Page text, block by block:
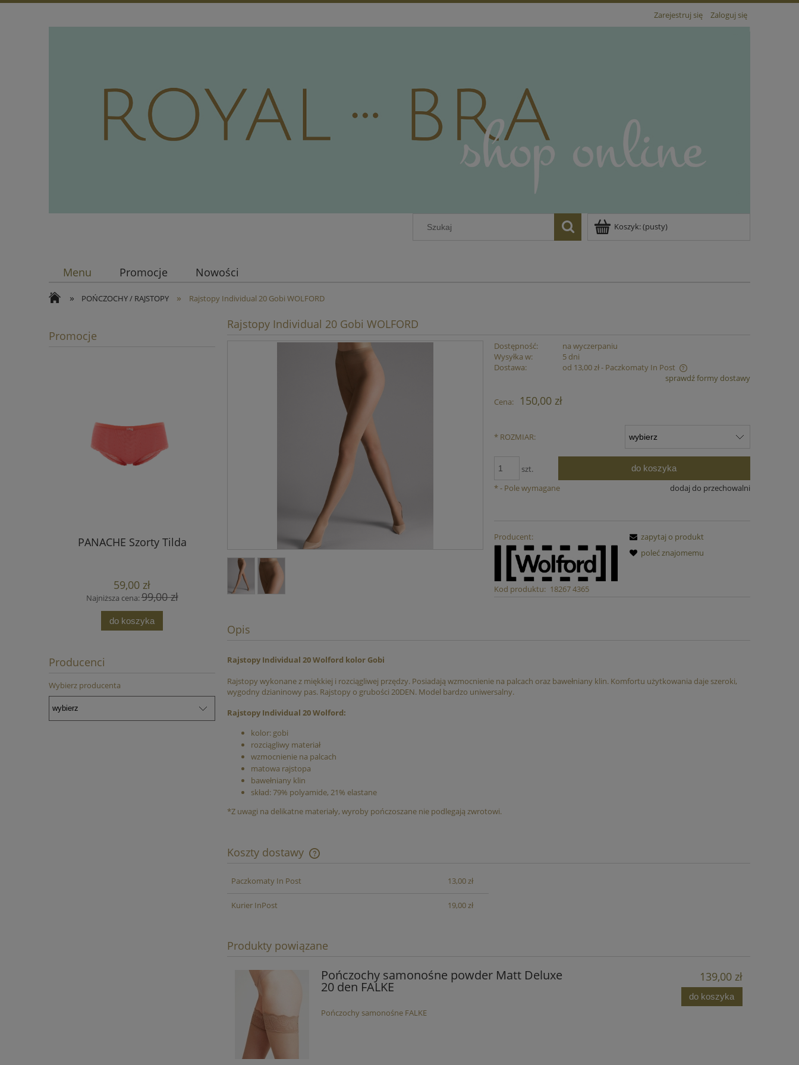
Zarejestruj się Zaloguj się
Koszyk:(pusty)
Menu Promocje Nowości
» POŃCZOCHY / RAJSTOPY » Rajstopy Individual 20 Gobi WOLFORD
Promocje
PANACHE Szorty Tilda
59,00 zł
Najniższa cena:99,00 zł
do koszyka
Glam Rock Figi Kąpielowe FREYA
89,00 zł
Figi Kąpielowe Capri Sea Black
229,00 zł
Caitlyn Biustonosz ELOMI
179,00 zł
Producenci
Wybierz producenta
Rajstopy Individual 20 Gobi WOLFORD
Dostępność:
na wyczerpaniu
Wysyłka w:
5 dni
Dostawa:
od 13,00 zł- Paczkomaty In Post
płatności
sprawdź formy dostawy
Cena: 150,00 zł
* ROZMIAR:
szt. do koszyka
dodaj do przechowalni
*- Pole wymagane
Producent:
Kod produktu: 18267 4365
zapytaj o produkt
poleć znajomemu
Opis
Rajstopy Individual 20 Wolford kolor Gobi
Rajstopy wykonane z miękkiej i rozciągliwej przędzy. Posiadają wzmocnienie na palcach oraz bawełniany klin. Komfortu użytkowania daje szeroki,
wygodny dzianinowy pas. Rajstopy o grubości 20DEN. Model bardzo uniwersalny.
Rajstopy Individual 20 Wolford:
kolor: gobi
rozciągliwy materiał
wzmocnienie na palcach
matowa rajstopa
bawełniany klin
skład: 79% polyamide, 21% elastane
*Z uwagi na delikatne materiały, wyroby pończoszane nie podlegają zwrotowi.
Koszty dostawy
Cena nie zawiera ewentualnych kosztów
Paczkomaty In Post 13,00 zł
Kurier InPost 19,00 zł
Produkty powiązane
Pończochy samonośne powder Matt Deluxe
20 den FALKE
Pończochy samonośne FALKE
139,00 zł
do koszyka